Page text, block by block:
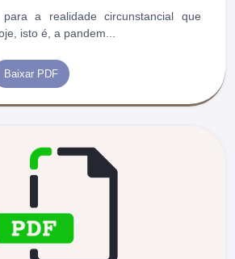
a realidade circunstancial que
isto é, a pandem...
Baixar PDF